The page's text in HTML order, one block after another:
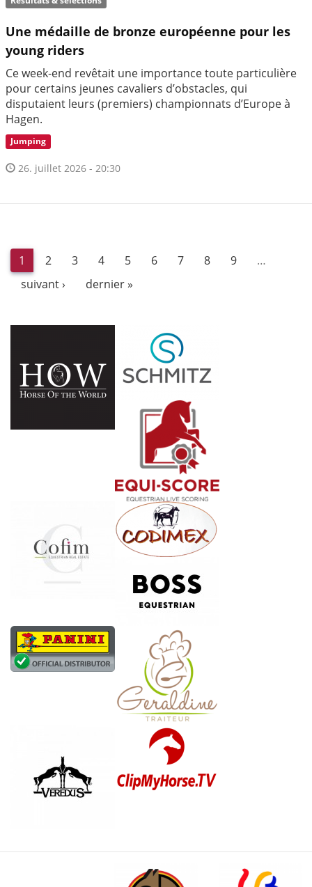
Une médaille de bronze européenne pour les
young riders
Ce week-end revêtait une importance toute particulière
pour certains jeunes cavaliers d’obstacles, qui
disputaient leurs (premiers) championnats d’Europe à
Hagen.
Jumping
26. juillet 2026 - 20:30
1 2 3 4 5 6 7 8 9
…
suivant ›
dernier »